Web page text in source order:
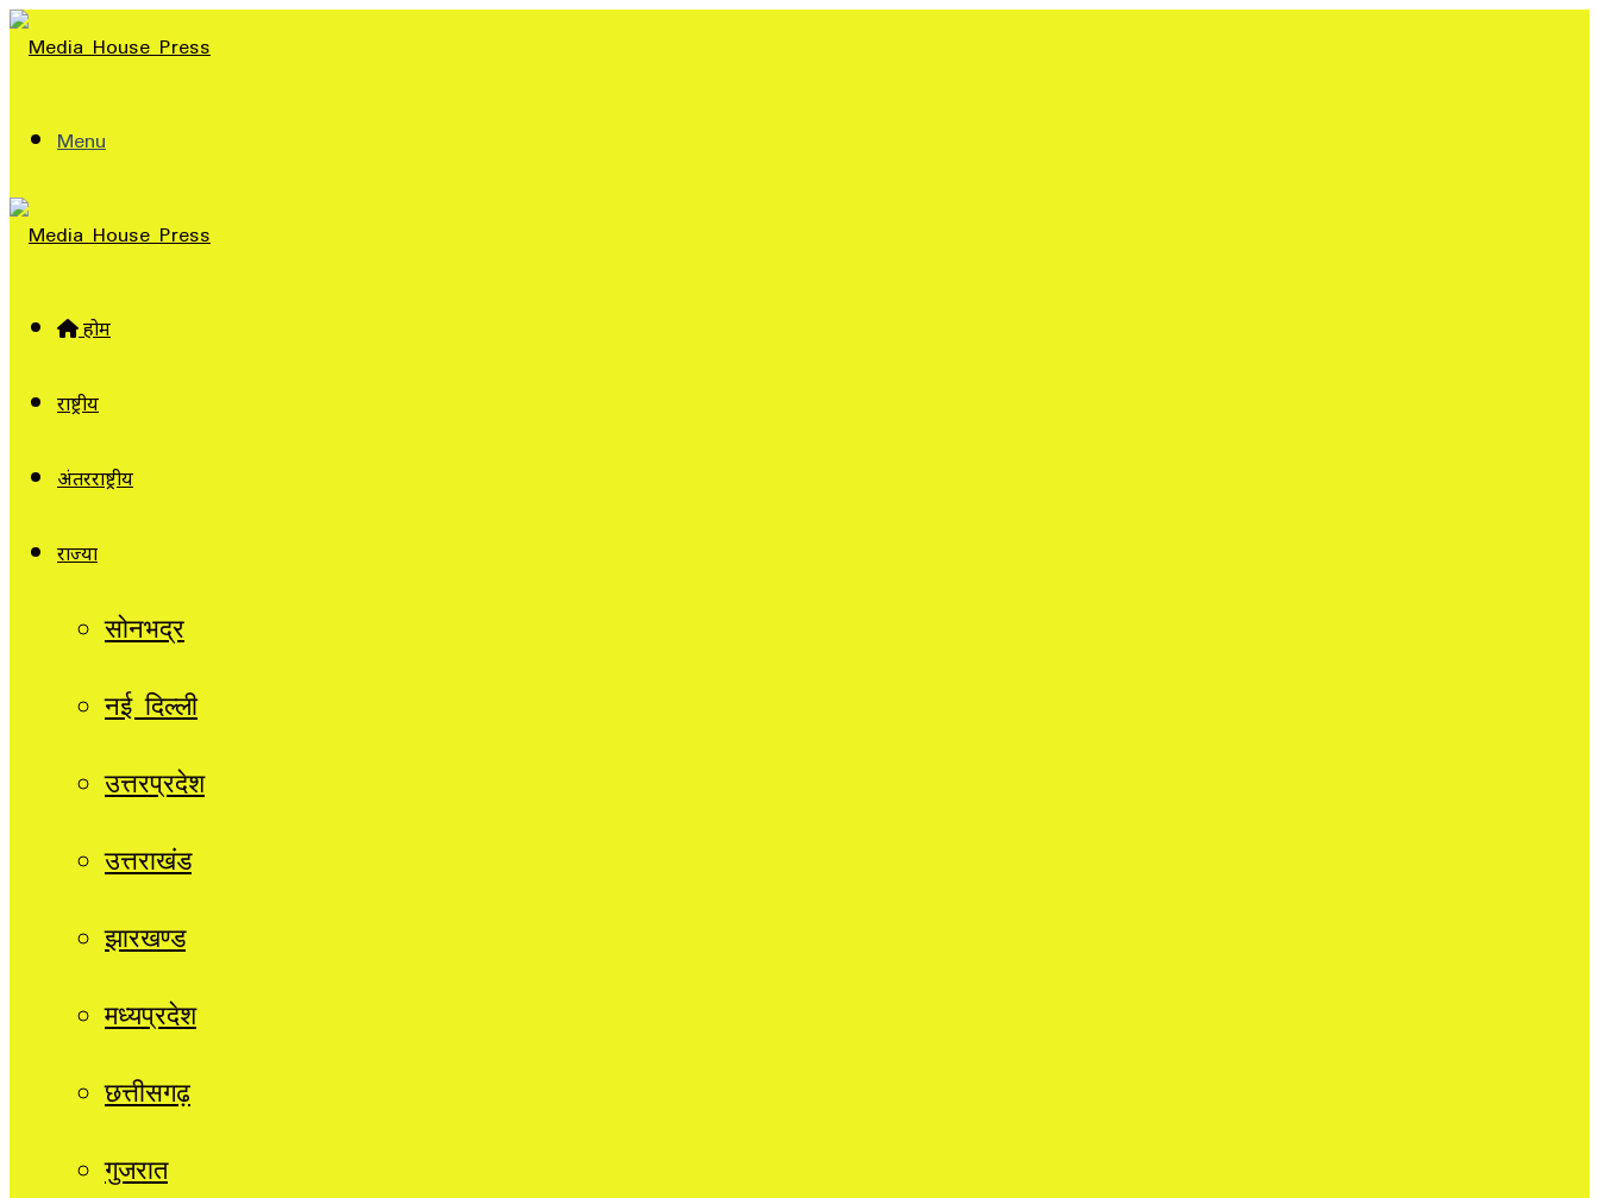
Menu
होम
राष्ट्रीय
अंतरराष्ट्रीय
राज्यों
सोनभद्र
नई दिल्ली
उत्तरप्रदेश
उत्तराखंड
झारखण्ड
मध्यप्रदेश
छत्तीसगढ़
गुजरात